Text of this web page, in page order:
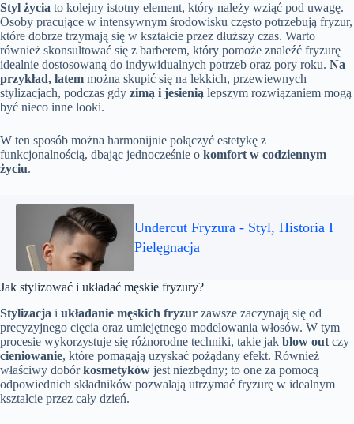
Styl życia to kolejny istotny element, który należy wziąć pod uwagę.
Osoby pracujące w intensywnym środowisku często potrzebują fryzur,
które dobrze trzymają się w kształcie przez dłuższy czas. Warto
również skonsultować się z barberem, który pomoże znaleźć fryzurę
idealnie dostosowaną do indywidualnych potrzeb oraz pory roku. Na
przykład, latem można skupić się na lekkich, przewiewnych
stylizacjach, podczas gdy zimą i jesienią lepszym rozwiązaniem mogą
być nieco inne looki.
W ten sposób można harmonijnie połączyć estetykę z
funkcjonalnością, dbając jednocześnie o komfort w codziennym
życiu.
Undercut Fryzura - Styl, Historia I
Pielęgnacja
Jak stylizować i układać męskie fryzury?
Stylizacja i układanie męskich fryzur zawsze zaczynają się od
precyzyjnego cięcia oraz umiejętnego modelowania włosów. W tym
procesie wykorzystuje się różnorodne techniki, takie jak blow out czy
cieniowanie, które pomagają uzyskać pożądany efekt. Również
właściwy dobórkosmetyków jest niezbędny; to one za pomocą
odpowiednich składników pozwalają utrzymać fryzurę w idealnym
kształcie przez cały dzień.